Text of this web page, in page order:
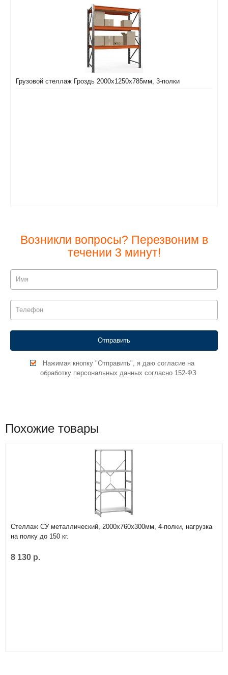
Грузовой стеллаж Гроздь 2000х1250х785мм, 3-полки
Возникли вопросы? Перезвоним в
течении 3 минут!
Нажимая кнопку "Отправить", я даю согласие на
обработку персональных данных согласно 152-ФЗ
Похожие товары
Стеллаж СУ металлический, 2000х760х300мм, 4-полки, нагрузка
на полку до 150 кг.
8 130 р.